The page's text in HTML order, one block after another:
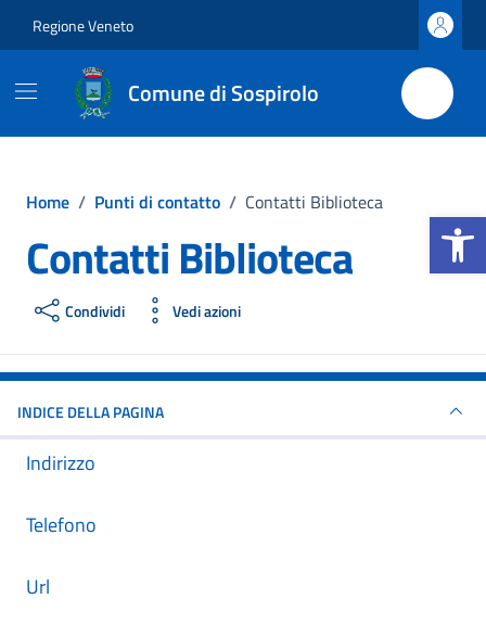
Apri la
Regione Veneto
Comune di Sospirolo
Home / Punti di contatto / Contatti Biblioteca
Contatti Biblioteca
Condividi Vedi azioni
INDICE DELLA PAGINA
Indirizzo
Telefono
Url